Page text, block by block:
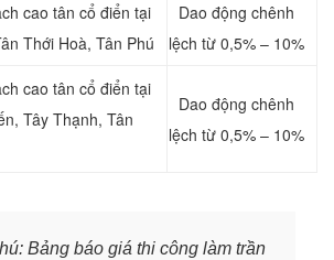
cao tân cổ điển tại
Thới Hoà, Tân Phú
Dao động chênh
lệch từ 0,5% – 10%
cao tân cổ điển tại
Tây Thạnh, Tân
Dao động chênh
lệch từ 0,5% – 10%
Bảng báo giá thi công làm trần